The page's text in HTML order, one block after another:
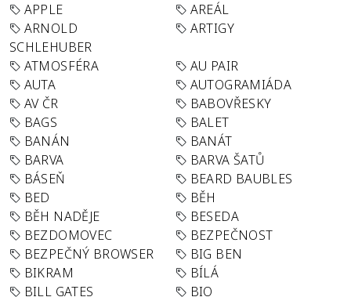
APPLE
AREÁL
ARNOLD
SCHLEHUBER
ARTIGY
ATMOSFÉRA
AU PAIR
AUTA
AUTOGRAMIÁDA
AV ČR
BABOVŘESKY
BAGS
BALET
BANÁN
BANÁT
BARVA
BARVA ŠATŮ
BÁSEŇ
BEARD BAUBLES
BED
BĚH
BĚH NADĚJE
BESEDA
BEZDOMOVEC
BEZPEČNOST
BEZPEČNÝ BROWSER
BIG BEN
BIKRAM
BÍLÁ
BILL GATES
BIO